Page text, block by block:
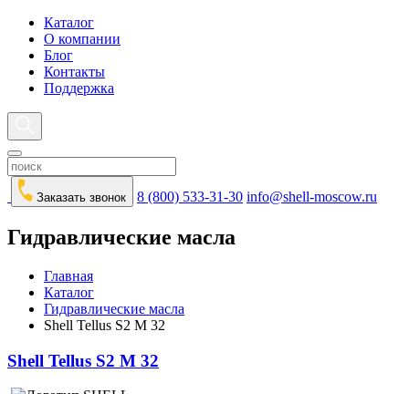
Каталог
О компании
Блог
Контакты
Поддержка
Заказать звонок 8 (800) 533-31-30 info@shell-moscow.ru
Гидравлические масла
Главная
Каталог
Гидравлические масла
Shell Tellus S2 M 32
Shell Tellus S2 M 32